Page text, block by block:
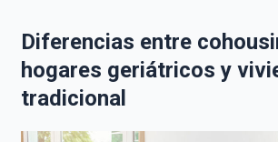
Diferencias entre
hogares geriátricos y
tradicional